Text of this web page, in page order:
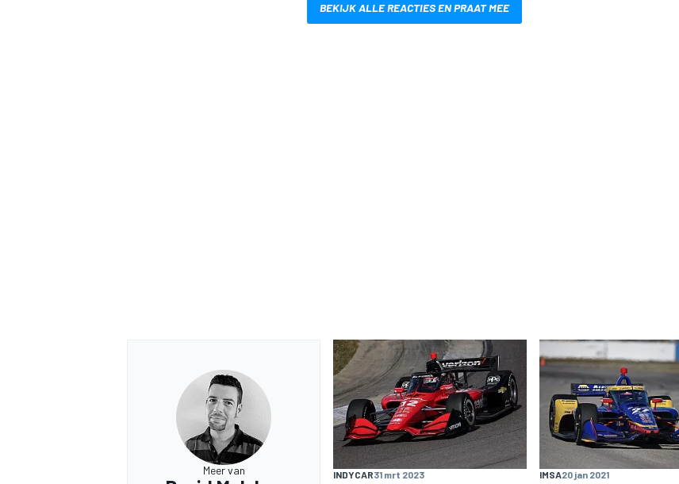
BEKIJK ALLE REACTIES EN PRAAT MEE
Meer van INDYCAR31 mrt 2023 IMSA20 jan 2021